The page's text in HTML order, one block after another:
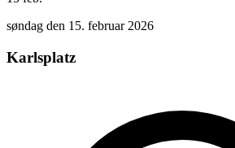
søndag den 15. februar 2026
Karlsplatz